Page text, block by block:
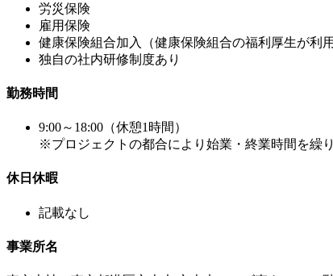
労災保険
雇用保険
健康保険組合加入（健康保険組合の福利厚生が利用
独自の社内研修制度あり
勤務時間
9:00～18:00（休憩1時間）
※プロジェクトの都合により始業・終業時間を繰
休日休暇
記載なし
事業所名